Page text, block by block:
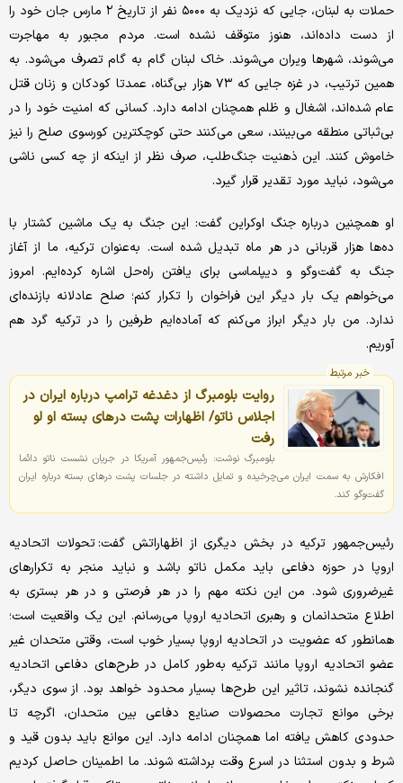
حملات به لبنان، جایی که نزدیک به ۵۰۰۰ نفر از تاریخ ۲ مارس جان خود را
از دست داده‌اند، هنوز متوقف نشده است. مردم مجبور به مهاجرت
می‌شوند، شهرها ویران می‌شوند. خاک لبنان گام به گام تصرف می‌شود. به
همین ترتیب، در غزه جایی که ۷۳ هزار بی‌گناه، عمدتا کودکان و زنان قتل
عام شده‌اند، اشغال و ظلم همچنان ادامه دارد. کسانی که امنیت خود را در
بی‌ثباتی منطقه می‌بینند، سعی می‌کنند حتی کوچکترین کورسوی صلح را نیز
خاموش کنند. این ذهنیت جنگ‌طلب، صرف نظر از اینکه از چه کسی ناشی
می‌شود، نباید مورد تقدیر قرار گیرد.
او همچنین درباره جنگ اوکراین گفت: این جنگ به یک ماشین کشتار با
ده‌ها هزار قربانی در هر ماه تبدیل شده است. به‌عنوان ترکیه، ما از آغاز
جنگ به گفت‌وگو و دیپلماسی برای یافتن راه‌حل اشاره کرده‌ایم. امروز
می‌خواهم یک بار دیگر این فراخوان را تکرار کنم؛ صلح عادلانه بازنده‌ای
ندارد. من بار دیگر ابراز می‌کنم که آماده‌ایم طرفین را در ترکیه گرد هم
آوریم.
خبر مرتبط
روایت بلومبرگ از دغدغه ترامپ درباره ایران در
اجلاس ناتو/ اظهارات پشت درهای بسته او لو
رفت
بلومبرگ نوشت: رئیس‌جمهور آمریکا در جریان نشست ناتو دائما
افکارش به سمت ایران می‌چرخیده و تمایل داشته در جلسات پشت درهای بسته درباره ایران
گفت‌وگو کند.
رئیس‌جمهور ترکیه در بخش دیگری از اظهاراتش گفت: تحولات اتحادیه
اروپا در حوزه دفاعی باید مکمل ناتو باشد و نباید منجر به تکرارهای
غیرضروری شود. من این نکته مهم را در هر فرصتی و در هر بستری به
اطلاع متحدانمان و رهبری اتحادیه اروپا می‌رسانم. این یک واقعیت است؛
همانطور که عضویت در اتحادیه اروپا بسیار خوب است، وقتی متحدان غیر
عضو اتحادیه اروپا مانند ترکیه به‌طور کامل در طرح‌های دفاعی اتحادیه
گنجانده نشوند، تاثیر این طرح‌ها بسیار محدود خواهد بود. از سوی دیگر،
برخی موانع تجارت محصولات صنایع دفاعی بین متحدان، اگرچه تا
حدودی کاهش یافته اما همچنان ادامه دارد. این موانع باید بدون قید و
شرط و بدون استثنا در اسرع وقت برداشته شوند. ما اطمینان حاصل کردیم